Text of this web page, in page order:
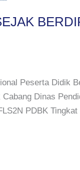
Peserta Didik
Dinas
PDBK